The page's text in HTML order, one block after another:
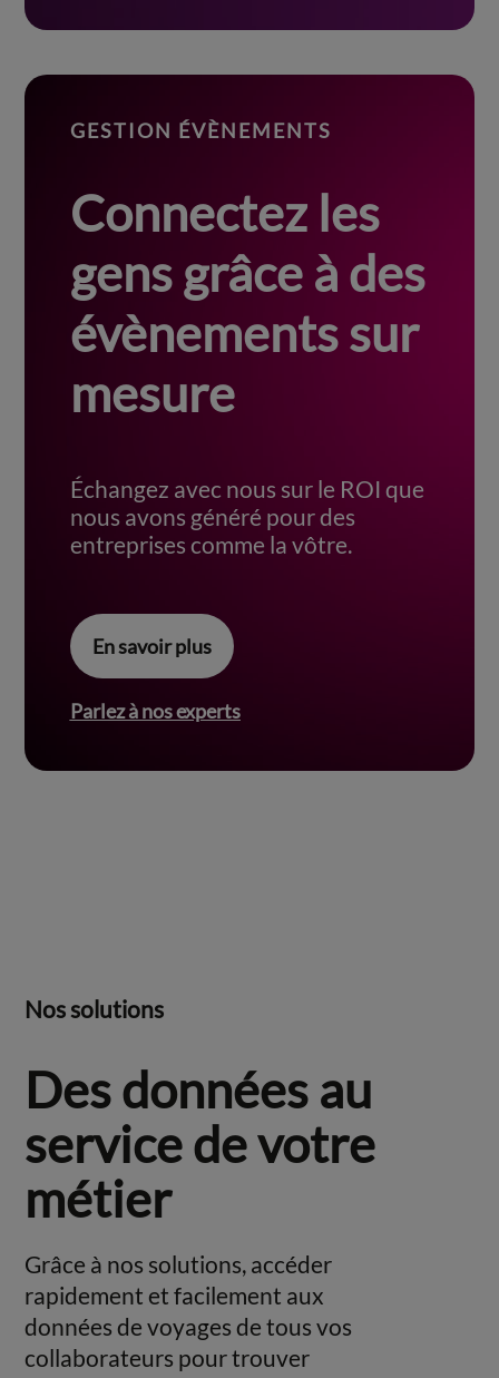
GESTION ÉVÈNEMENTS
Connectez les
gens grâce à des
évènements sur
mesure
Échangez avec nous sur le ROI que
nous avons généré pour des
entreprises comme la vôtre.
En savoir plus
Parlez à nos experts
Nos solutions
Des données au
service de votre
métier
Grâce à nos solutions, accéder
rapidement et facilement aux
données de voyages de tous vos
collaborateurs pour trouver